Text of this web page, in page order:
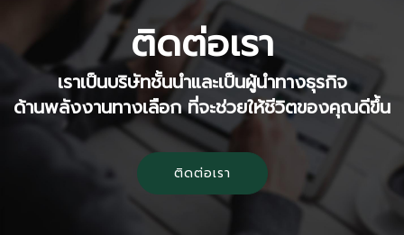
ติดต่อเรา
เราเป็นบริษัทชั้นนำและเป็นผู้นำทางธุรกิจ
ด้านพลังงานทางเลือก ที่จะช่วยให้ชีวิตของคุณดีขึ้น
ติดต่อเรา